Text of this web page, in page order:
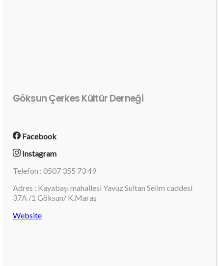
Göksun Çerkes Kültür Derneği
Facebook
Instagram
Telefon : 0507 355 73 49
Adres : Kayabaşı mahallesi Yavuz Sultan Selim caddesi
37A /1 Göksun/ K.Maraş
Website